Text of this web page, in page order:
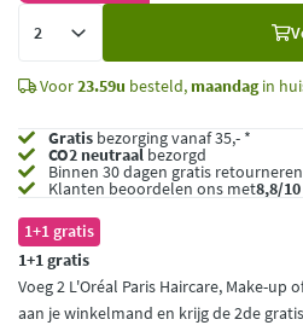
Voor23.59u besteld, maandagin
Gratis bezorging vanaf 35,- *
CO2 neutraalbezorgd
Binnen 30 dagen gratis retourneren
Klanten beoordelen ons met8,8/10
1+1 gratis
1+1 gratis
Voeg 2 L'Oréal Paris Haircare, Make-up
aan je winkelmand en krijg de 2de